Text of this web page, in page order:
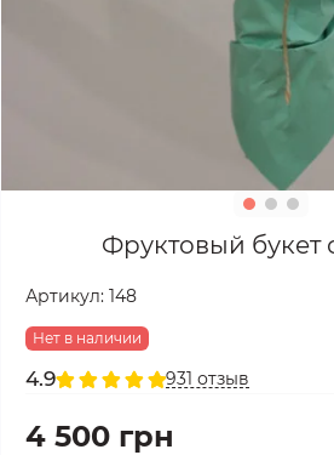
Фруктовый букет
Артикул: 148
Нет в наличии
4.9 931 отзыв
4 500 грн